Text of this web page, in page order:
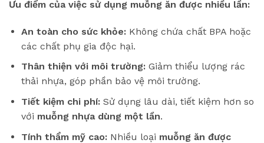
Ưu điểm của việc sử dụng muỗng ăn được nhiều lần:
An toàn cho sức khỏe:Không chứa chất BPA hoặc
các chất phụ gia độc hại.
Thân thiện với môi trường:Giảm thiểu lượng rác
thải nhựa, góp phần bảo vệ môi trường.
Tiết kiệm chi phí:Sử dụng lâu dài, tiết kiệm hơn so
với muỗng nhựa dùng một lần.
Tính thẩm mỹ cao:Nhiều loại muỗng ăn được